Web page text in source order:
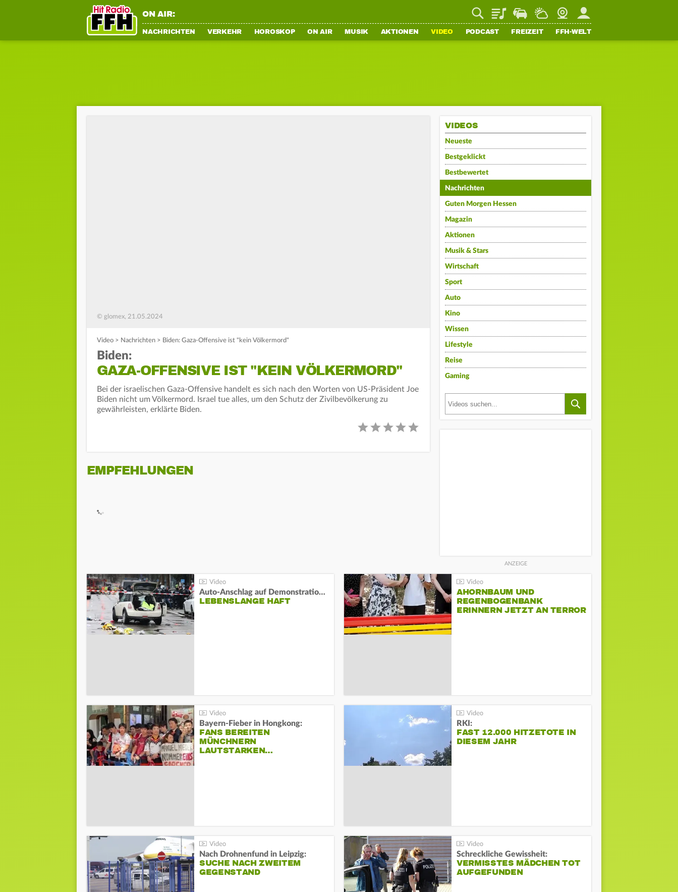
ON AIR: PlaylistStaupilotWetterWebcamMein FFH
NACHRICHTEN VERKEHR HOROSKOP ON AIR MUSIK AKTIONEN VIDEO PODCAST FREIZEIT FFH-WELT
© glomex, 21.05.2024
Video > Nachrichten > Biden: Gaza-Offensive ist "kein Völkermord"
Biden:
GAZA-OFFENSIVE IST "KEIN VÖLKERMORD"
Bei der israelischen Gaza-Offensive handelt es sich nach den Worten von US-Präsident Joe
Biden nicht um Völkermord. Israel tue alles, um den Schutz der Zivilbevölkerung zu
gewährleisten, erklärte Biden.
EMPFEHLUNGEN
VIDEOS
Neueste
Bestgeklickt
Bestbewertet
Nachrichten
Guten Morgen Hessen
Magazin
Aktionen
Musik & Stars
Wirtschaft
Sport
Auto
Kino
Wissen
Lifestyle
Reise
Gaming
Auto-Anschlag auf Demonstration in München:
LEBENSLANGE HAFT
AHORNBAUM UND
REGENBOGENBANK
ERINNERN JETZT AN TERROR
Bayern-Fieber in Hongkong:
FANS BEREITEN
MÜNCHNERN
LAUTSTARKEN…
RKI:
FAST 12.000 HITZETOTE IN
DIESEM JAHR
Nach Drohnenfund in Leipzig:
SUCHE NACH ZWEITEM
GEGENSTAND
Schreckliche Gewissheit:
VERMISSTES MÄDCHEN TOT
AUFGEFUNDEN